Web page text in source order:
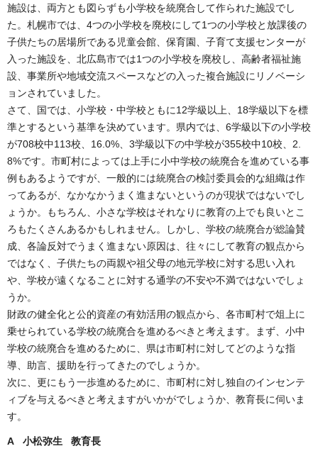
施設は、両方とも図らずも小学校を統廃合して作られた施設でし
た。札幌市では、4つの小学校を廃校にして1つの小学校と放課後の
子供たちの居場所である児童会館、保育園、子育て支援センターが
入った施設を、北広島市では1つの小学校を廃校し、高齢者福祉施
設、事業所や地域交流スペースなどの入った複合施設にリノベーシ
ョンされていました。
さて、国では、小学校・中学校ともに12学級以上、18学級以下を標
準とするという基準を決めています。県内では、6学級以下の小学校
が708校中113校、16.0%、3学級以下の中学校が355校中10校、2.
8%です。市町村によっては上手に小中学校の統廃合を進めている事
例もあるようですが、一般的には統廃合の検討委員会的な組織は作
ってあるが、なかなかうまく進まないというのが現状ではないでし
ょうか。もちろん、小さな学校はそれなりに教育の上でも良いとこ
ろもたくさんあるかもしれません。しかし、学校の統廃合が総論賛
成、各論反対でうまく進まない原因は、往々にして教育の観点から
ではなく、子供たちの両親や祖父母の地元学校に対する思い入れ
や、学校が遠くなることに対する通学の不安や不満ではないでしょ
うか。
財政の健全化と公的資産の有効活用の観点から、各市町村で俎上に
乗せられている学校の統廃合を進めるべきと考えます。まず、小中
学校の統廃合を進めるために、県は市町村に対してどのような指
導、助言、援助を行ってきたのでしょうか。
次に、更にもう一歩進めるために、市町村に対し独自のインセンテ
ィブを与えるべきと考えますがいかがでしょうか、教育長に伺いま
す。
A 小松弥生 教育長